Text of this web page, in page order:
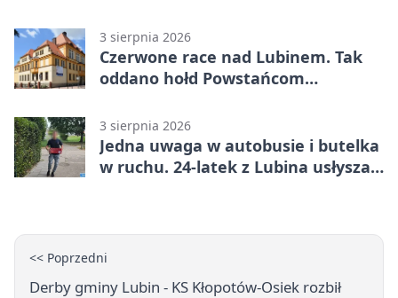
3 sierpnia 2026
Czerwone race nad Lubinem. Tak
oddano hołd Powstańcom
3 sierpnia 2026
Jedna uwaga w autobusie i butelka
w ruchu. 24-latek z Lubina usłyszał
<< Poprzedni
Derby gminy Lubin - KS Kłopotów-Osiek rozbił